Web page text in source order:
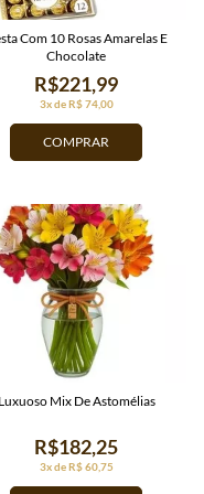
COMPRAR
3x de R$ 74,00
R$221,99
Com 10 Rosas Amarelas E
Chocolate
3x de R$ 60,75
R$182,25
Luxuoso Mix De Astomélias